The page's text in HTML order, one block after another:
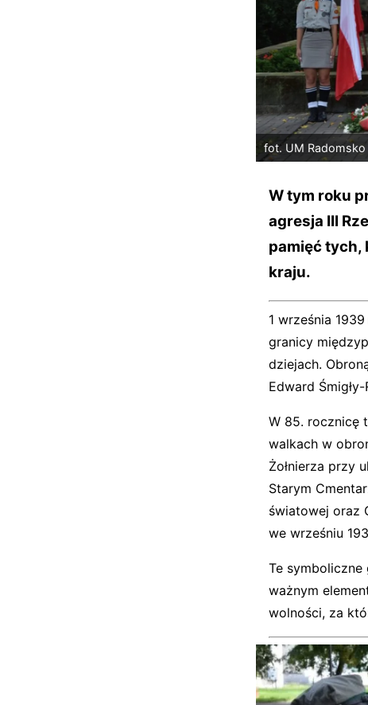
fot. UM Radomsko
W tym roku
agresja III
pamięć tych,
kraju.
1 września
granicy
dziejach.
Edward
W 85. rocznicę
walkach w
Żołnierza przy
Starym
światowej oraz
we wrześniu
Te symboliczne
ważnym
wolności, za